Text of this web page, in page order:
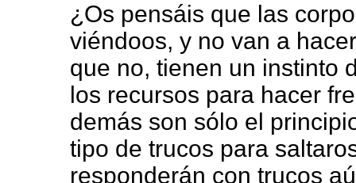
¿Os pensáis que las
viéndoos, y no van a
que no, tienen un instinto
los recursos para hacer
demás son sólo el
tipo de trucos para
responderán con trucos